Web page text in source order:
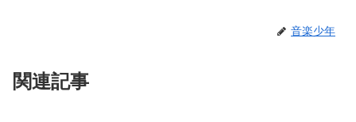
音楽少年
関連記事